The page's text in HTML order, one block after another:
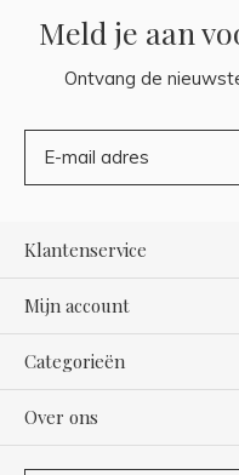
Meld je aan
Ontvang de
Klantenservice
Mijn account
Categorieën
Over ons